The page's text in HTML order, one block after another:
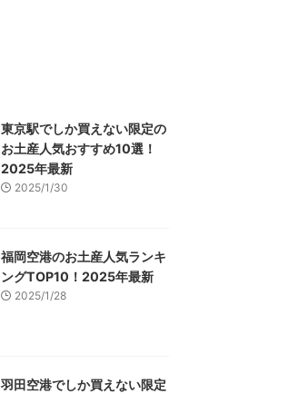
東京駅でしか買えない限定の
お土産人気おすすめ10選！
2025年最新
2025/1/30
福岡空港のお土産人気ランキ
ングTOP10！2025年最新
2025/1/28
羽田空港でしか買えない限定